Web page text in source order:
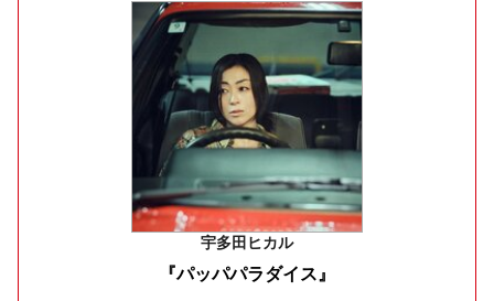
宇多田ヒカル
『パッパパラダイス』